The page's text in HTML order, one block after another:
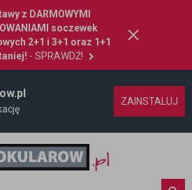
z DARMOWYMI
soczewek
2+1 i 3+1 oraz 1+1
- SPRAWDŹ!
ZAINSTALUJ